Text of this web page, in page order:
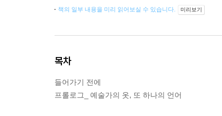
책의 일부 내용을 미리 읽어보실 수 있습니다. 미리보기
목차
들어가기 전에
프롤로그_ 예술가의 옷, 또 하나의 언어